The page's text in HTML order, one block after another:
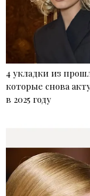
4 укладки из
которые снова
в 2025 году